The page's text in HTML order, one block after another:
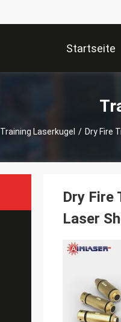
Startseite
Training Laserkugel / Dry Fire
Dry Fire
Laser